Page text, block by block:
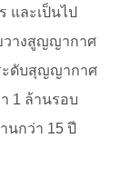
และเป็นไป
วางสูญญากาศ
ะดับสุญญากาศ
1 ล้านรอบ
นกว่า 15 ปี